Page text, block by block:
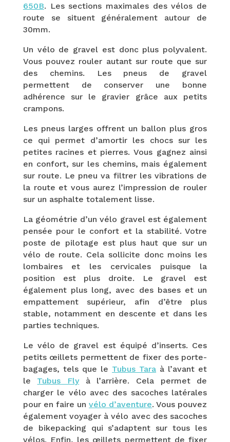
650B. Les sections maximales des vélos de
route se situent généralement autour de
30mm.
Un vélo de gravel est donc plus polyvalent.
Vous pouvez rouler autant sur route que sur
des chemins. Les pneus de gravel
permettent de conserver une bonne
adhérence sur le gravier grâce aux petits
crampons.
Les pneus larges offrent un ballon plus gros
ce qui permet d’amortir les chocs sur les
petites racines et pierres. Vous gagnez ainsi
en confort, sur les chemins, mais également
sur route. Le pneu va filtrer les vibrations de
la route et vous aurez l’impression de rouler
sur un asphalte totalement lisse.
La géométrie d’un vélo gravel est également
pensée pour le confort et la stabilité. Votre
poste de pilotage est plus haut que sur un
vélo de route. Cela sollicite donc moins les
lombaires et les cervicales puisque la
position est plus droite. Le gravel est
également plus long, avec des bases et un
empattement supérieur, afin d’être plus
stable, notamment en descente et dans les
parties techniques.
Le vélo de gravel est équipé d’inserts. Ces
petits œillets permettent de fixer des porte-
bagages, tels que le Tubus Tara à l’avant et
le Tubus Flyà l’arrière. Cela permet de
charger le vélo avec des sacoches latérales
pour en faire unvélo d’aventure. Vous pouvez
également voyager à vélo avec des sacoches
de bikepacking qui s’adaptent sur tous les
vélos. Enfin, les œillets permettent de fixer